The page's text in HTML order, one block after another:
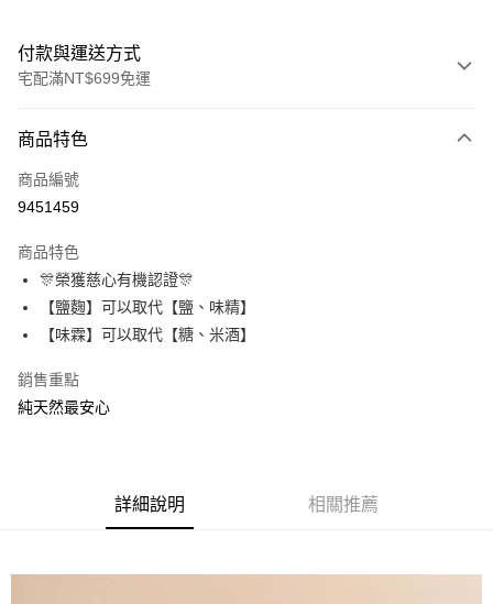
付款與運送方式
宅配滿NT$699免運
信用卡一次付款
LINE Pay
街口支付
悠遊付
相關說明
【關於「AFTEE先享後付」】
３．安心：先確認商品／服務後，再付款。
宅配 (超過5罐，必須用宅配運送)
商品特色
商品編號
9451459
商品特色
🎊榮獲慈心有機認證🎊
【鹽麴】可以取代【鹽、味精】
【味霖】可以取代【糖、米酒】
銷售重點
純天然最安心
詳細說明 相關推薦